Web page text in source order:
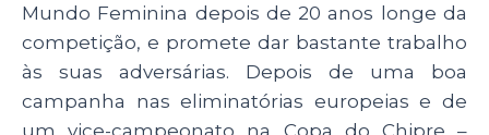
Mundo Feminina depois de 20 anos longe da
competição, e promete dar bastante trabalho
às suas adversárias. Depois de uma boa
campanha nas eliminatórias europeias e de
um vice-campeonato na Copa do Chipre –